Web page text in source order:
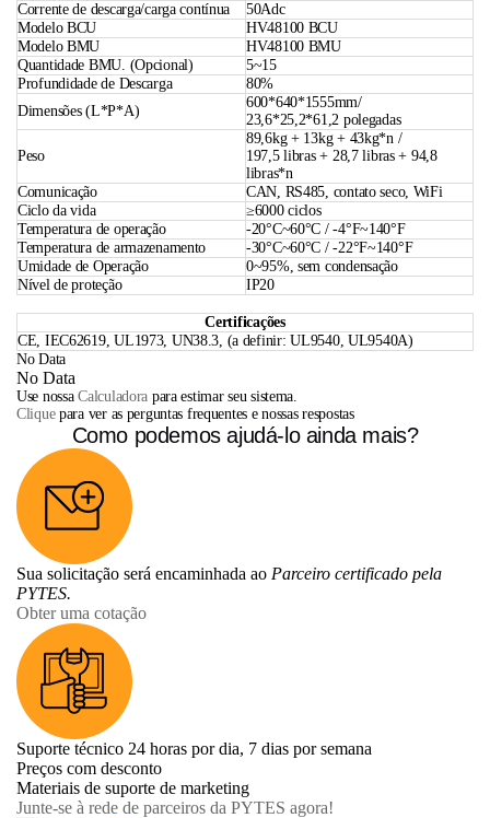
Corrente de descarga/carga contínua
50Adc
Modelo BCU
HV48100 BCU
Modelo BMU
HV48100 BMU
Quantidade BMU. (Opcional)
5~15
Profundidade de Descarga
80%
Dimensões (L*P*A)
600*640*1555mm/
23,6*25,2*61,2 polegadas
Peso
89,6kg + 13kg + 43kg*n /
197,5 libras + 28,7 libras + 94,8
libras*n
Comunicação
CAN, RS485, contato seco, WiFi
Ciclo da vida
≥6000 ciclos
Temperatura de operação
-20°C~60°C / -4°F~140°F
Temperatura de armazenamento
-30°C~60°C / -22°F~140°F
Umidade de Operação
0~95%, sem condensação
Nível de proteção
IP20
Certificações
CE, IEC62619, UL1973, UN38.3, (a definir: UL9540, UL9540A)
No Data
No Data
Use nossaCalculadora para estimar seu sistema.
Cliquepara ver as perguntas frequentes e nossas respostas
Como podemos ajudá-lo ainda mais?
Sua solicitação será encaminhada ao Parceiro certificado pela
PYTES.
Obter uma cotação
Suporte técnico 24 horas por dia, 7 dias por semana
Preços com desconto
Materiais de suporte de marketing
Junte-se à rede de parceiros da PYTES agora!